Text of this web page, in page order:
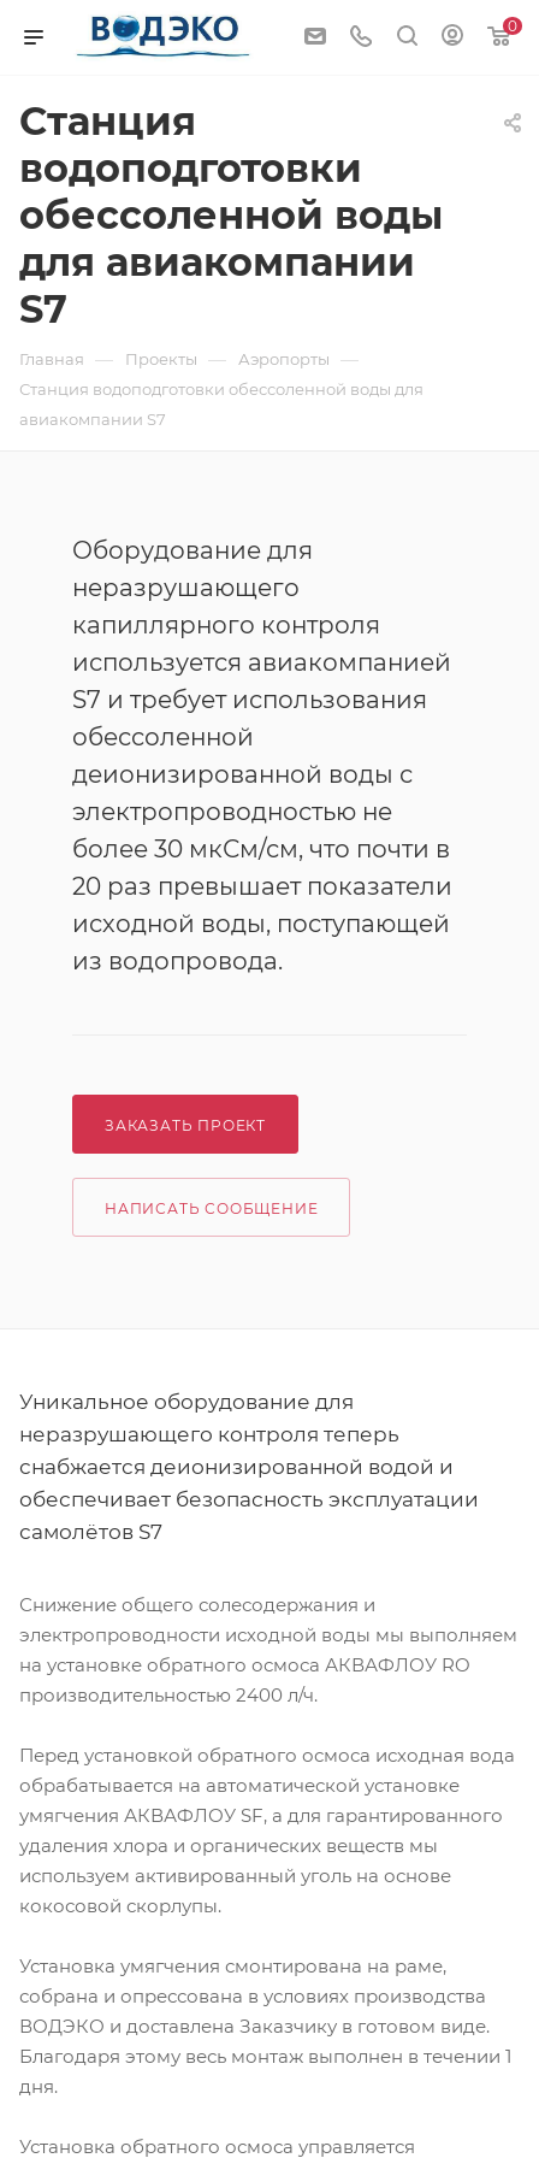
0
Станция
водоподготовки
обессоленной воды
для авиакомпании
S7
Главная — Проекты — Аэропорты —
Станция водоподготовки обессоленной воды для
авиакомпании S7
Оборудование для
неразрушающего
капиллярного контроля
используется авиакомпанией
S7 и требует использования
обессоленной
деионизированной воды с
электропроводностью не
более 30 мкСм/см, что почти в
20 раз превышает показатели
исходной воды, поступающей
из водопровода.
ЗАКАЗАТЬ ПРОЕКТ
НАПИСАТЬ СООБЩЕНИЕ
Уникальное оборудование для
неразрушающего контроля теперь
снабжается деионизированной водой и
обеспечивает безопасность эксплуатации
самолётов S7
Снижение общего солесодержания и
электропроводности исходной воды мы выполняем
на установке обратного осмоса АКВАФЛОУ RO
производительностью 2400 л/ч.
Перед установкой обратного осмоса исходная вода
обрабатывается на автоматической установке
умягчения АКВАФЛОУ SF, а для гарантированного
удаления хлора и органических веществ мы
используем активированный уголь на основе
кокосовой скорлупы.
Установка умягчения смонтирована на раме,
собрана и опрессована в условиях производства
ВОДЭКО и доставлена Заказчику в готовом виде.
Благодаря этому весь монтаж выполнен в течении 1
дня.
Установка обратного осмоса управляется